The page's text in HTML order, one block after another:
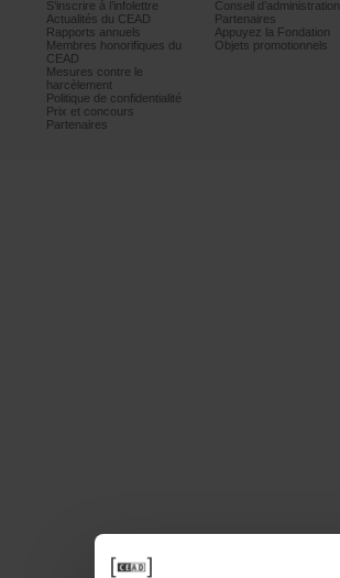
S’inscrireàl’infolettre
ActualitésduCEAD
Rapportsannuels
Membreshonorifiquesdu
CEAD
Mesurescontrele
harcèlement
Politiquedeconfidentialité
Prixetconcours
Partenaires
Conseild’administration
Partenaires
AppuyezlaFondation
Objetspromotionnels